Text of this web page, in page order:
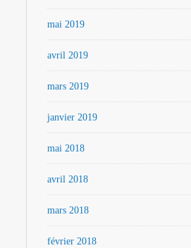
mai 2019
avril 2019
mars 2019
janvier 2019
mai 2018
avril 2018
mars 2018
février 2018